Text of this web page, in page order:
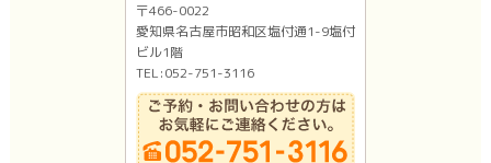
〒466-0022
愛知県名古屋市昭和区塩付通1-9塩付
ビル1階
TEL:052-751-3116